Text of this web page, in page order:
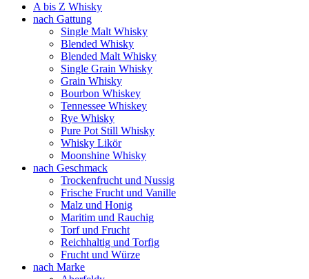
A bis Z Whisky
nach Gattung
Single Malt Whisky
Blended Whisky
Blended Malt Whisky
Single Grain Whisky
Grain Whisky
Bourbon Whiskey
Tennessee Whiskey
Rye Whisky
Pure Pot Still Whisky
Whisky Likör
Moonshine Whisky
nach Geschmack
Trockenfrucht und Nussig
Frische Frucht und Vanille
Malz und Honig
Maritim und Rauchig
Torf und Frucht
Reichhaltig und Torfig
Frucht und Würze
nach Marke